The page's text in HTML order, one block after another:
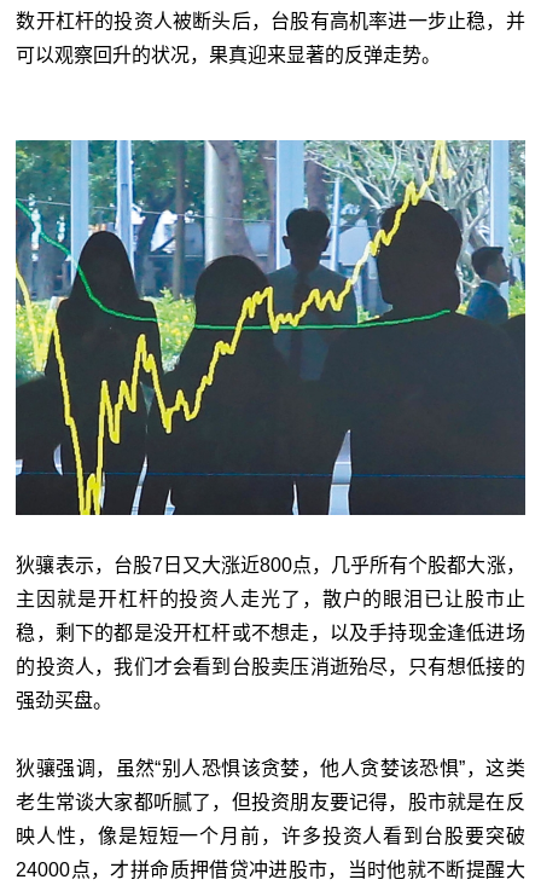
数开杠杆的投资人被断头后，台股有高机率进一步止稳，并
可以观察回升的状况，果真迎来显著的反弹走势。
狄骧表示，台股7日又大涨近800点，几乎所有个股都大涨，
主因就是开杠杆的投资人走光了，散户的眼泪已让股市止
稳，剩下的都是没开杠杆或不想走，以及手持现金逢低进场
的投资人，我们才会看到台股卖压消逝殆尽，只有想低接的
强劲买盘。
狄骧强调，虽然“别人恐惧该贪婪，他人贪婪该恐惧”，这类
老生常谈大家都听腻了，但投资朋友要记得，股市就是在反
映人性，像是短短一个月前，许多投资人看到台股要突破
24000点，才拼命质押借贷冲进股市，当时他就不断提醒大